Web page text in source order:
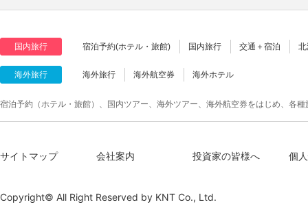
国内旅行 宿泊予約(ホテル・旅館) 国内旅行 交通＋宿泊
海外旅行 海外旅行 海外航空券 海外ホテル
宿泊予約（ホテル・旅館）、国内ツアー、海外ツアー、海外航空券をはじめ、各
サイトマップ 会社案内 投資家の皆様へ 個
Copyright© All Right Reserved by KNT Co., Ltd.